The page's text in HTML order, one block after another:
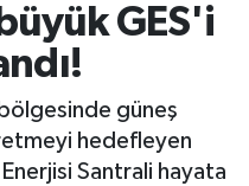
GES'i
güneş
hedefleyen
Santrali hayata
ve Fikstür